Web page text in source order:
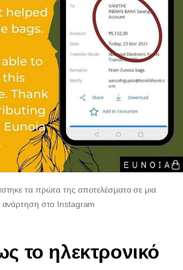
τα πρώτα της αποτελέσματα σε μια
ανάρτηση στο Instagram
το ηλεκτρονικό